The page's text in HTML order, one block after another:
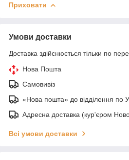
Приховати
Умови доставки
Доставка здійснюється тільки по
Нова Пошта
Самовивіз
«Нова пошта» до відділення по
Адресна доставка (кур'єром
Всі умови доставки